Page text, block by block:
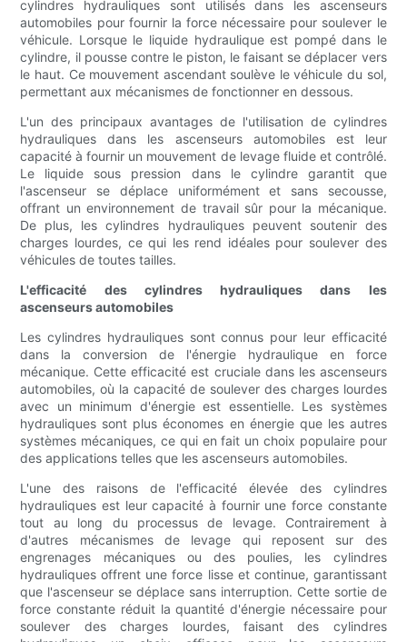
cylindres hydrauliques sont utilisés dans les ascenseurs
automobiles pour fournir la force nécessaire pour soulever le
véhicule. Lorsque le liquide hydraulique est pompé dans le
cylindre, il pousse contre le piston, le faisant se déplacer vers
le haut. Ce mouvement ascendant soulève le véhicule du sol,
permettant aux mécanismes de fonctionner en dessous.
L'un des principaux avantages de l'utilisation de cylindres
hydrauliques dans les ascenseurs automobiles est leur
capacité à fournir un mouvement de levage fluide et contrôlé.
Le liquide sous pression dans le cylindre garantit que
l'ascenseur se déplace uniformément et sans secousse,
offrant un environnement de travail sûr pour la mécanique.
De plus, les cylindres hydrauliques peuvent soutenir des
charges lourdes, ce qui les rend idéales pour soulever des
véhicules de toutes tailles.
L'efficacité des cylindres hydrauliques dans les
ascenseurs automobiles
Les cylindres hydrauliques sont connus pour leur efficacité
dans la conversion de l'énergie hydraulique en force
mécanique. Cette efficacité est cruciale dans les ascenseurs
automobiles, où la capacité de soulever des charges lourdes
avec un minimum d'énergie est essentielle. Les systèmes
hydrauliques sont plus économes en énergie que les autres
systèmes mécaniques, ce qui en fait un choix populaire pour
des applications telles que les ascenseurs automobiles.
L'une des raisons de l'efficacité élevée des cylindres
hydrauliques est leur capacité à fournir une force constante
tout au long du processus de levage. Contrairement à
d'autres mécanismes de levage qui reposent sur des
engrenages mécaniques ou des poulies, les cylindres
hydrauliques offrent une force lisse et continue, garantissant
que l'ascenseur se déplace sans interruption. Cette sortie de
force constante réduit la quantité d'énergie nécessaire pour
soulever des charges lourdes, faisant des cylindres